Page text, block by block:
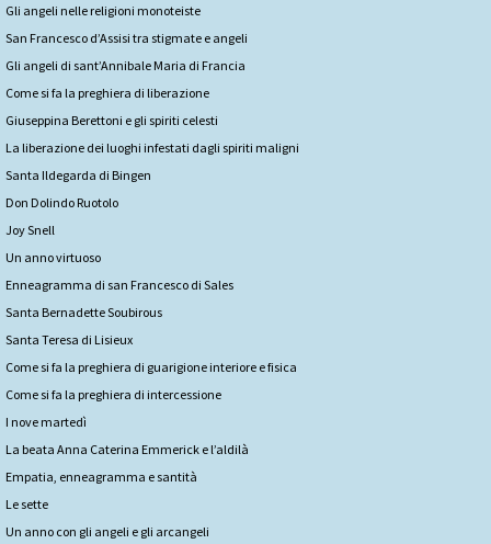
Gli angeli nelle religioni monoteiste
San Francesco d’Assisi tra stigmate e angeli
Gli angeli di sant’Annibale Maria di Francia
Come si fa la preghiera di liberazione
Giuseppina Berettoni e gli spiriti celesti
La liberazione dei luoghi infestati dagli spiriti maligni
Santa Ildegarda di Bingen
Don Dolindo Ruotolo
Joy Snell
Un anno virtuoso
Enneagramma di san Francesco di Sales
Santa Bernadette Soubirous
Santa Teresa di Lisieux
Come si fa la preghiera di guarigione interiore e fisica
Come si fa la preghiera di intercessione
I nove martedì
La beata Anna Caterina Emmerick e l’aldilà
Empatia, enneagramma e santità
Le sette
Un anno con gli angeli e gli arcangeli